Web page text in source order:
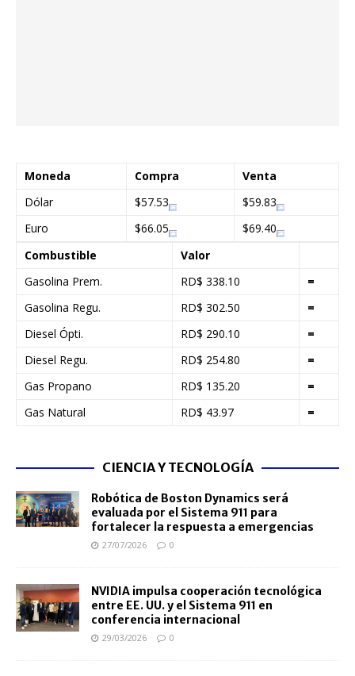
Moneda Compra
Venta
Dólar
$57.53
$59.83
Euro
$66.05
$69.40
Combustible
Valor
Gasolina Prem.
RD$ 338.10
=
Gasolina Regu.
RD$ 302.50
=
Diesel Ópti.
RD$ 290.10
=
Diesel Regu.
RD$ 254.80
=
Gas Propano
RD$ 135.20
=
Gas Natural
RD$ 43.97 =
CIENCIA Y TECNOLOGÍA
Robótica de Boston Dynamics será
evaluada por el Sistema 911 para
fortalecer la respuesta a emergencias
27/07/2026 0
NVIDIA impulsa cooperación tecnológica
entre EE. UU. y el Sistema 911 en
conferencia internacional
29/03/2026 0